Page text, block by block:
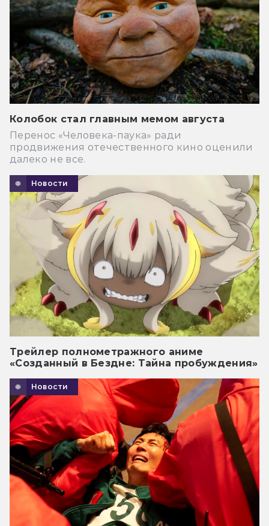
Колобок стал главным мемом августа
Перенос «Человека-паука» ради
продвижения отечественного кино оценили
далеко не все.
Новости
Трейлер полнометражного аниме
«Созданный в Бездне: Тайна пробуждения»
Новости